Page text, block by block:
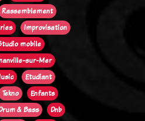
Rassemblement
Improvisation
mobile
sur-Mer
Etudiant
Tekno
Enfants
& Bass
Dnb